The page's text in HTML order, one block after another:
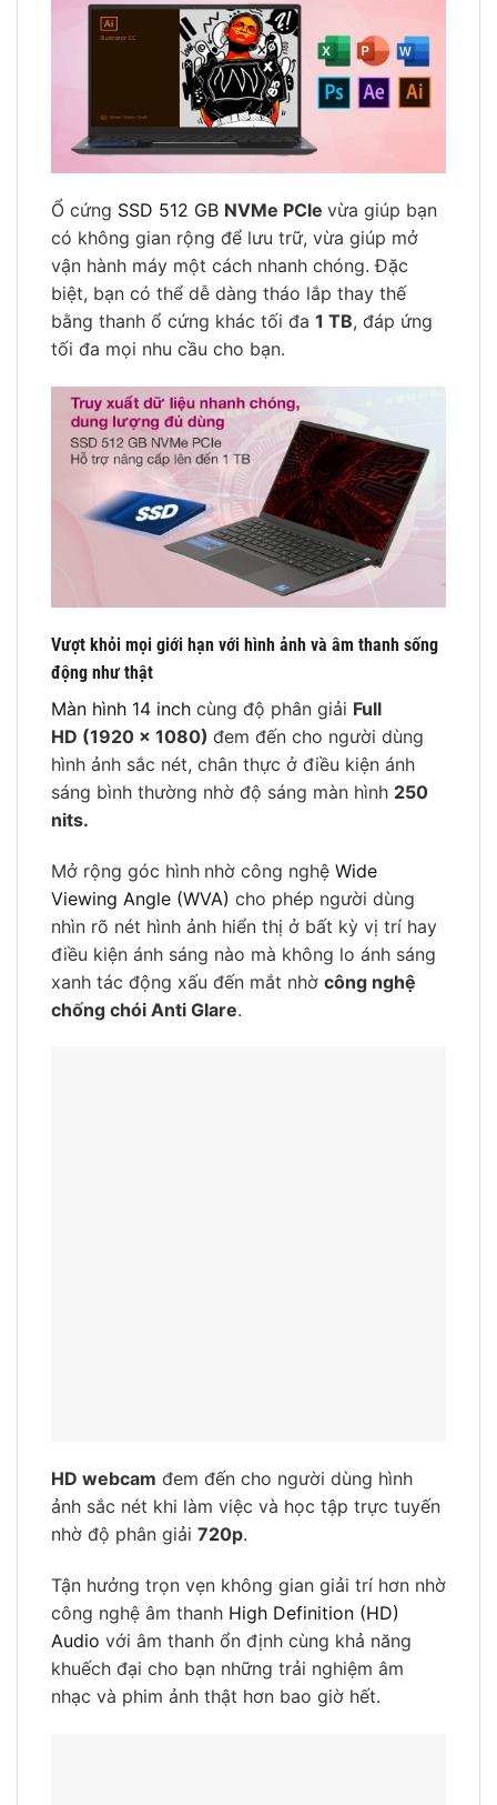
Ổ cứng SSD 512 GB NVMe PCle vừa giúp bạn
có không gian rộng để lưu trữ, vừa giúp mở
vận hành máy một cách nhanh chóng. Đặc
biệt, bạn có thể dễ dàng tháo lắp thay thế
bằng thanh ổ cứng khác tối đa 1 TB, đáp ứng
tối đa mọi nhu cầu cho bạn.
Vượt khỏi mọi giới hạn với hình ảnh và âm thanh sống
động như thật
Màn hình 14 inch cùng độ phân giải Full
HD (1920 x 1080) đem đến cho người dùng
hình ảnh sắc nét, chân thực ở điều kiện ánh
sáng bình thường nhờ độ sáng màn hình 250
nits.
Mở rộng góc hình nhờ công nghệ Wide
Viewing Angle (WVA) cho phép người dùng
nhìn rõ nét hình ảnh hiển thị ở bất kỳ vị trí hay
điều kiện ánh sáng nào mà không lo ánh sáng
xanh tác động xấu đến mắt nhờ công nghệ
chống chói Anti Glare.
với âm thanh ổn định cùng khả năng
khuếch đại cho bạn những trải nghiệm âm
nhạc và phim ảnh thật hơn bao giờ hết.